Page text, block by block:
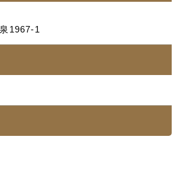
1967-1